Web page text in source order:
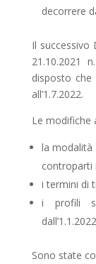
decorrere
Il successivo
21.10.2021
disposto che
all’1.7.2022.
Le modifiche
la modalità
controparti
i termini di
i profili
Sono state